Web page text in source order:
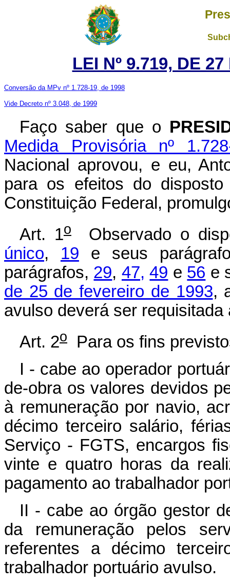
LEI Nº 9.719, DE
Conversão da MPv nº 1.728-19, de 1998
Vide Decreto nº 3.048, de 1999
Faço saber que o
Medida Provisória nº
Nacional aprovou, e eu,
para os efeitos do
Constituição Federal,
Art. 1oObservado o
único, 19 e seus
parágrafos, 29, 47, 49 e 56 e
de 25 de fevereiro de 1993,
avulso deverá ser
Art. 2o
Para os fins
I - cabe ao operador
de-obra os valores devidos
à remuneração por navio,
décimo terceiro salário,
Serviço - FGTS, encargos
vinte e quatro horas da
pagamento ao trabalhador
II - cabe ao órgão gestor
da remuneração pelos
referentes a décimo
trabalhador portuário avulso.